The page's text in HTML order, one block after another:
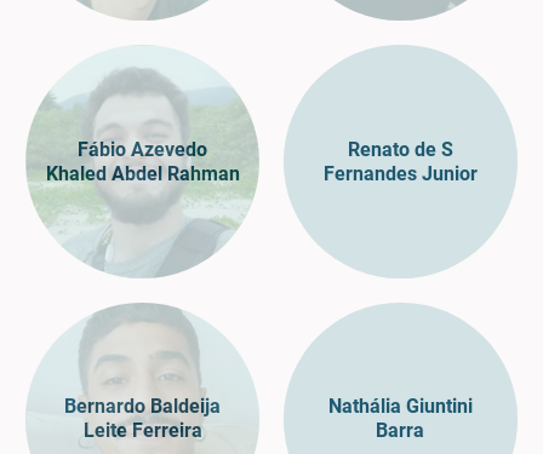
Fábio Azevedo
Khaled Abdel Rahman
Renato de S
Fernandes Junior
Bernardo Baldeija
Leite Ferreira
Nathália Giuntini
Barra